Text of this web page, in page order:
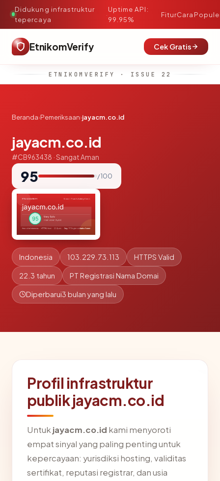
Didukung infrastruktur
tepercaya
·
Uptime API:
99.95%
FiturCara
EtnikomVerify Cek Gratis
ETNIKOMVERIFY · ISSUE 22
Beranda›Pemeriksaan›jayacm.co.id
jayacm.co.id
#CB963438 · Sangat Aman
95 / 100
Indonesia 103.229.73.113 HTTPS Valid
22.3 tahun PT Registrasi Nama Domai
Diperbarui3 bulan yang lalu
Profil infrastruktur
publik jayacm.co.id
Untuk jayacm.co.id kami menyoroti
empat sinyal yang paling penting untuk
kepercayaan: yurisdiksi hosting, validitas
sertifikat, reputasi registrar, dan usia